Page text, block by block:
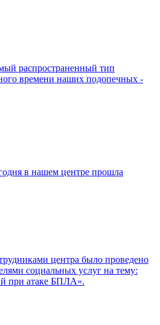
распространенный тип
времени наших подопечных -
в нашем центре прошла
центра было проведено
социальных услуг на тему:
при атаке БПЛА».